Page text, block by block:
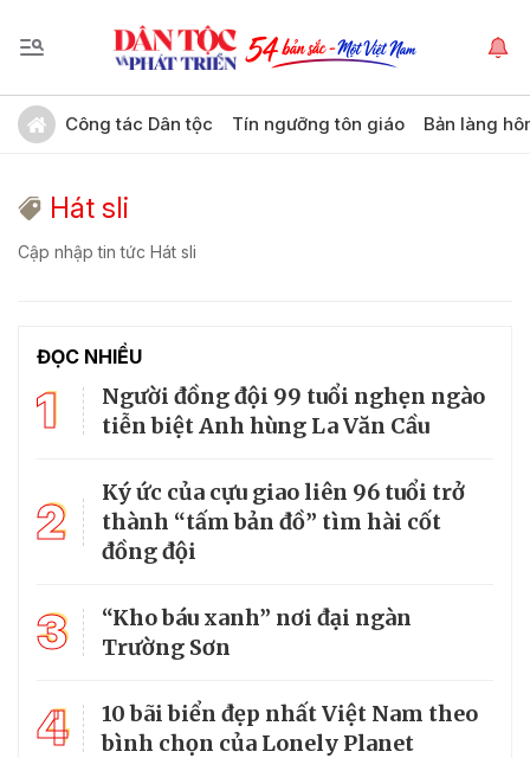
Công tác Dân tộc Tín ngưỡng tôn giáo Bản làng
Hát sli
Cập nhập tin tức Hát sli
ĐỌC NHIỀU
1
Người đồng đội 99 tuổi nghẹn ngào
tiễn biệt Anh hùng La Văn Cầu
2
Ký ức của cựu giao liên 96 tuổi trở
thành “tấm bản đồ” tìm hài cốt
đồng đội
3
“Kho báu xanh” nơi đại ngàn
Trường Sơn
4
10 bãi biển đẹp nhất Việt Nam theo
bình chọn của Lonely Planet